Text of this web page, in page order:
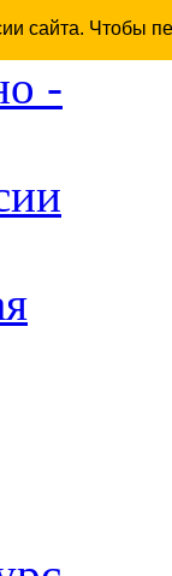
сайта. Чтобы
-